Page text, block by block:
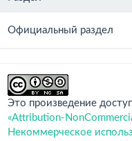
Официальный раздел
Это произведение
«Attribution-
Некоммерческое